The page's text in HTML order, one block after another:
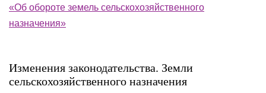
«Об обороте земель сельскохозяйственного
назначения»
Изменения законодательства. Земли
сельскохозяйственного назначения